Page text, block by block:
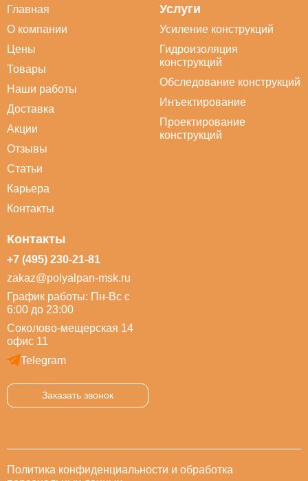
Главная
О компании
Цены
Товары
Наши работы
Доставка
Акции
Отзывы
Статьи
Карьера
Контакты
Услуги
Усиление конструкций
Гидроизоляция
конструкций
Обследование конструкций
Инъектирование
Проектирование
конструкций
Контакты
+7 (495) 230-21-81
zakaz@polyalpan-msk.ru
График работы: Пн-Вс с
6:00 до 23:00
Соколово-мещерская 14
офис 11
Telegram
Заказать звонок
Политика конфиденциальности и обработка